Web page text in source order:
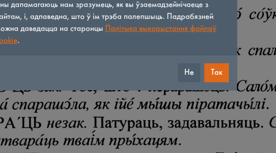
дапамагаюць нам зразумець, як вы ўзаемадзейнічаеце з
і, адпаведна, што ў ім трэба палепшыць. Падрабязней
даведацца на старонцы Палітыка выкарыстання файлаў
.
Не Так